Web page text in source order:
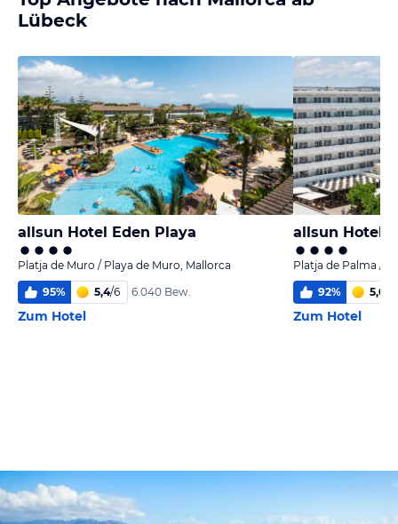
Lübeck
allsun Hotel Eden Playa
Platja de Muro / Playa de Muro, Mallorca
95% 5,4/6 6.040 Bew.
Zum Hotel
allsun Hotel
Platja de Palma /
92% 5,0
Zum Hotel